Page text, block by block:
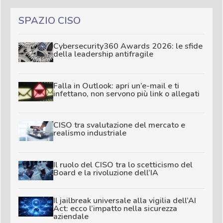
SPAZIO CISO
Cybersecurity360 Awards 2026: le sfide
della leadership antifragile
Falla in Outlook: apri un’e-mail e ti
infettano, non servono più link o allegati
CISO tra svalutazione del mercato e
realismo industriale
Il ruolo del CISO tra lo scetticismo del
Board e la rivoluzione dell’IA
Il jailbreak universale alla vigilia dell’AI
Act: ecco l’impatto nella sicurezza
aziendale